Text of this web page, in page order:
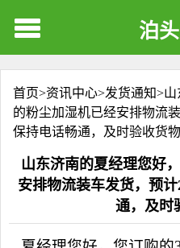
泊
首页>资讯中心>发货通知>山
的粉尘加湿机已经安排物流
保持电话畅通，及时验收货物
山东济南的夏经理您好
安排物流装车发货，预
通，及时